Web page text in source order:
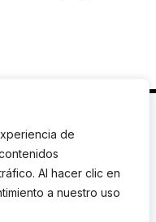
de
Al hacer clic en
a nuestro uso
|
T.: +34 93
Catalunya.